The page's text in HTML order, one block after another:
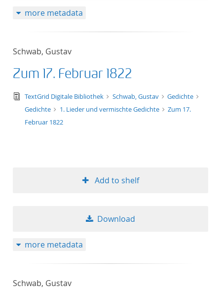
more metadata
Schwab, Gustav
Zum 17. Februar 1822
text/tg.edition+tg.aggregation+xml
TextGrid Digitale Bibliothek Schwab, Gustav
Gedichte
Gedichte
1. Lieder und vermischte Gedichte
Zum 17.
Februar 1822
Add to shelf
Download
more metadata
Schwab, Gustav